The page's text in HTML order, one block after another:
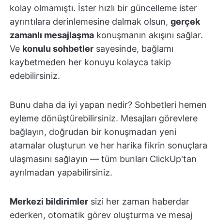
kolay olmamıştı. İster hızlı bir güncelleme ister
ayrıntılara derinlemesine dalmak olsun, gerçek
zamanlı mesajlaşma konuşmanın akışını sağlar.
Ve konulu sohbetler sayesinde, bağlamı
kaybetmeden her konuyu kolayca takip
edebilirsiniz.
Bunu daha da iyi yapan nedir? Sohbetleri hemen
eyleme dönüştürebilirsiniz. Mesajları görevlere
bağlayın, doğrudan bir konuşmadan yeni
atamalar oluşturun ve her harika fikrin sonuçlara
ulaşmasını sağlayın — tüm bunları ClickUp'tan
ayrılmadan yapabilirsiniz.
Merkezi bildirimler sizi her zaman haberdar
ederken, otomatik görev oluşturma ve mesaj